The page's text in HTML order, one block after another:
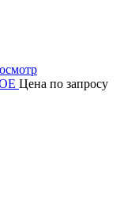
Цена по запросу